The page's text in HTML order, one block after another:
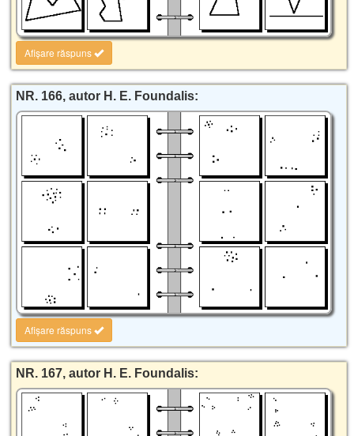
Afișare răspuns
NR. 166, autor H. E. Foundalis:
Afișare răspuns
NR. 167, autor H. E. Foundalis: